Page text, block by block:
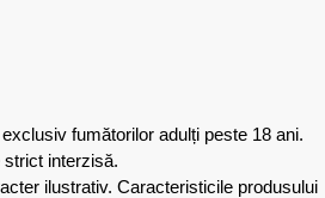
fumătorilor adulți peste 18 ani.
interzisă.
ilustrativ. Caracteristicile produsului